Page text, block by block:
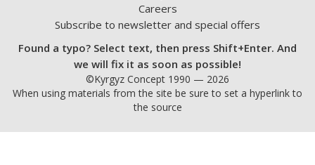
Careers
Subscribe to newsletter and special offers
Found a typo? Select text, then press Shift+Enter. And
we will fix it as soon as possible!
©Kyrgyz Concept 1990 — 2026
When using materials from the site be sure to set a hyperlink to
the source